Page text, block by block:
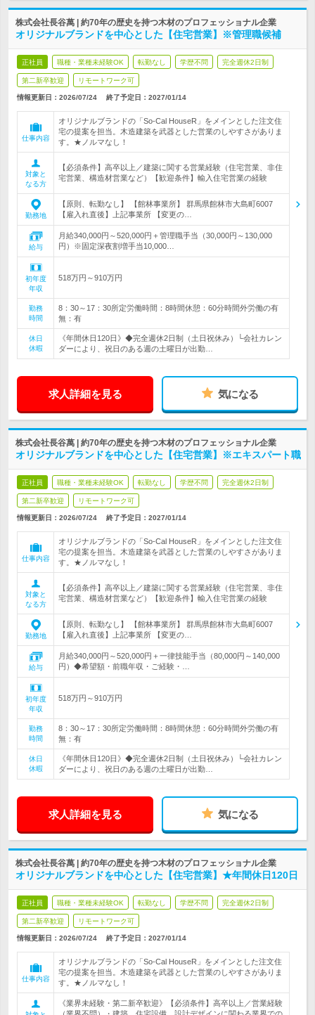
株式会社長谷萬 | 約70年の歴史を持つ木材のプロフェッショナル企業
オリジナルブランドを中心とした【住宅営業】※管理職候補
正社員 職種・業種未経験OK 転勤なし 学歴不問 完全週休2日制
第二新卒歓迎 リモートワーク可
情報更新日：2026/07/24 終了予定日： 2027/01/14
仕事内容
オリジナルブランドの「So-Cal HouseR」をメインとした注文住
宅の提案を担当。木造建築を武器とした営業のしやすさがありま
す。★ノルマなし！
対象と
なる方
【必須条件】高卒以上／建築に関する営業経験（住宅営業、非住
宅営業、構造材営業など）【歓迎条件】輸入住宅営業の経験
勤務地
【原則、転勤なし】 【館林事業所】 群馬県館林市大島町6007
【雇入れ直後】上記事業所 【変更の…
給与
月給340,000円～520,000円＋管理職手当（30,000円～130,000
円）※固定深夜割増手当10,000…
初年度
年収
518万円～910万円
勤務
時間
8：30～17：30所定労働時間：8時間休憩：60分時間外労働の有
無：有
休日
休暇
《年間休日120日》◆完全週休2日制（土日祝休み）└会社カレン
ダーにより、祝日のある週の土曜日が出勤…
求人詳細を見る 気になる
株式会社長谷萬 | 約70年の歴史を持つ木材のプロフェッショナル企業
オリジナルブランドを中心とした【住宅営業】※エキスパート職
正社員 職種・業種未経験OK 転勤なし 学歴不問 完全週休2日制
第二新卒歓迎 リモートワーク可
情報更新日：2026/07/24 終了予定日： 2027/01/14
仕事内容
オリジナルブランドの「So-Cal HouseR」をメインとした注文住
宅の提案を担当。木造建築を武器とした営業のしやすさがありま
す。★ノルマなし！
対象と
なる方
【必須条件】高卒以上／建築に関する営業経験（住宅営業、非住
宅営業、構造材営業など）【歓迎条件】輸入住宅営業の経験
勤務地
【原則、転勤なし】 【館林事業所】 群馬県館林市大島町6007
【雇入れ直後】上記事業所 【変更の…
給与
月給340,000円～520,000円＋一律技能手当（80,000円～140,000
円）◆希望額・前職年収・ご経験・…
初年度
年収
518万円～910万円
勤務
時間
8：30～17：30所定労働時間：8時間休憩：60分時間外労働の有
無：有
休日
休暇
《年間休日120日》◆完全週休2日制（土日祝休み）└会社カレン
ダーにより、祝日のある週の土曜日が出勤…
求人詳細を見る 気になる
株式会社長谷萬 | 約70年の歴史を持つ木材のプロフェッショナル企業
オリジナルブランドを中心とした【住宅営業】★年間休日120日
正社員 職種・業種未経験OK 転勤なし 学歴不問 完全週休2日制
第二新卒歓迎 リモートワーク可
情報更新日：2026/07/24 終了予定日： 2027/01/14
仕事内容
オリジナルブランドの「So-Cal HouseR」をメインとした注文住
宅の提案を担当。木造建築を武器とした営業のしやすさがありま
す。★ノルマなし！
《業界未経験・第二新卒歓迎》【必須条件】高卒以上／営業経験
（業界不問）・建築、住宅設備、設計デザインに関わる業界での